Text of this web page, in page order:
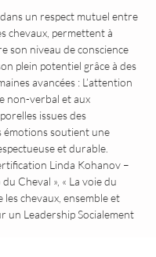
un respect mutuel entre
chevaux, permettent à
son niveau de conscience
plein potentiel grâce à des
avancées : L’attention
non-verbal et aux
issues des
émotions soutient une
et durable.
Linda Kohanov –
Cheval », « La voie du
les chevaux, ensemble et
un Leadership Socialement